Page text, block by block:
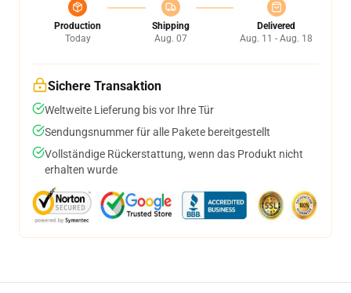
Production
Today
Shipping
Aug. 07
Delivered
Aug. 11 - Aug. 18
Sichere Transaktion
Weltweite Lieferung bis vor Ihre Tür
Sendungsnummer für alle Pakete bereitgestellt
Vollständige Rückerstattung, wenn das Produkt nicht
erhalten wurde